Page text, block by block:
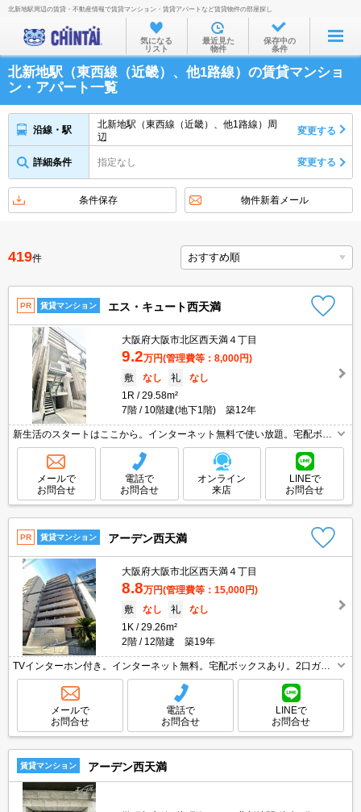
お部屋を探す
沿線・駅から
住所から
家賃相場から
不動産会社から
北新地駅周辺の賃貸・不動産情報で賃貸マンション・賃貸アパートなど賃貸物件の部屋探し
気になる
リスト
最近見た
物件
保存中の
条件
北新地駅（東西線（近畿）、他1路線）の賃貸マンショ
ン・アパート一覧
沿線・駅
北新地駅（東西線（近畿）、他1路線）周
辺
変更する
詳細条件 指定なし 変更する
条件保存 物件新着メール
419件
PR 賃貸マンション エス・キュート西天満
大阪府大阪市北区西天満４丁目
9.2万円(管理費等：8,000円)
敷
なし 礼
なし
1R
29.58m²
7階
10階建(地下1階) 築12年
新生活のスタートはここから。インターネット無料で使い放題。宅配ボッ
クスあり。
メールで
お問合せ
電話で
お問合せ
オンライン
来店
LINEで
お問合せ
PR 賃貸マンション アーデン西天満
大阪府大阪市北区西天満４丁目
8.8万円(管理費等：15,000円)
敷
なし 礼
なし
1K
29.26m²
2階
12階建 築19年
TVインターホン付き。インターネット無料。宅配ボックスあり。2口ガス
コンロ付。退去時、エアコン洗浄代13,200円。退去時清掃費33,000円。
メールで
お問合せ
電話で
お問合せ
LINEで
お問合せ
賃貸マンション アーデン西天満